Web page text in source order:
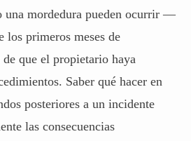
una mordedura pueden ocurrir —
los primeros meses de
que el propietario haya
Saber qué hacer en
posteriores a un incidente
las consecuencias